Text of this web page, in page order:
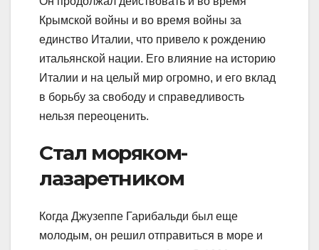
Крымской войны и во время войны за
единство Италии, что привело к рождению
итальянской нации. Его влияние на историю
Италии и на целый мир огромно, и его вклад
в борьбу за свободу и справедливость
нельзя переоценить.
Стал моряком-
лазаретником
Когда Джузеппе Гарибальди был еще
молодым, он решил отправиться в море и